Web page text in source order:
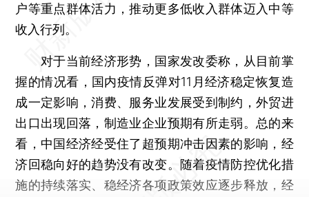
户等重点群体活力，推动更多低收入群体迈入中等
收入行列。
对于当前经济形势，国家发改委称，从目前掌
握的情况看，国内疫情反弹对11月经济稳定恢复造
成一定影响，消费、服务业发展受到制约，外贸进
出口出现回落，制造业企业预期有所走弱。总的来
看，中国经济经受住了超预期冲击因素的影响，经
济回稳向好的趋势没有改变。随着疫情防控优化措
施的持续落实、稳经济各项政策效应逐步释放，经